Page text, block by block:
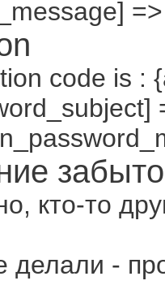
=>
code is :
кто-то
делали -